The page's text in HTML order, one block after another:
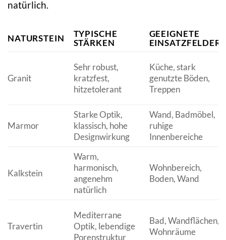
natürlich.
NATURSTEIN
TYPISCHE
STÄRKEN
GEEIGNETE
EINSATZFELDER
Granit
Sehr robust,
kratzfest,
hitzetolerant
Küche, stark
genutzte Böden,
Treppen
Marmor
Starke Optik,
klassisch, hohe
Designwirkung
Wand, Badmöbel,
ruhige
Innenbereiche
Kalkstein
Warm,
harmonisch,
angenehm
natürlich
Wohnbereich,
Boden, Wand
Travertin
Mediterrane
Optik, lebendige
Porenstruktur
Bad, Wandflächen,
Wohnräume